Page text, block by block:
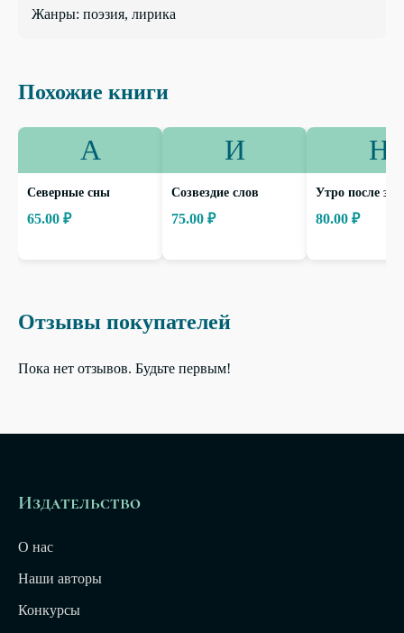
Жанры: поэзия, лирика
Похожие книги
А
Северные сны
65.00 ₽
И
Созвездие слов
75.00 ₽
Н
Утро после
80.00 ₽
Отзывы покупателей
Пока нет отзывов. Будьте первым!
Издательство
О нас
Наши авторы
Конкурсы